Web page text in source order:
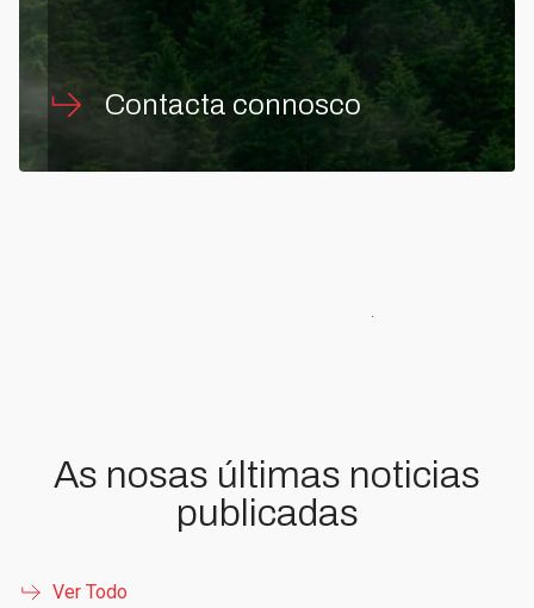
Contacta connosco
As nosas últimas noticias
publicadas
Ver Todo